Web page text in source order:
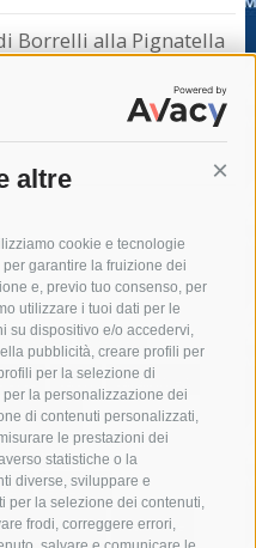
altre
cookie e tecnologie
garantire la fruizione dei
e, previo tuo consenso, per
utilizzare i tuoi dati per le
su dispositivo e/o accedervi,
pubblicità, creare profili per
per la selezione di
la personalizzazione dei
di contenuti personalizzati,
le prestazioni dei
statistiche o la
diverse, sviluppare e
per la selezione dei contenuti,
frodi, correggere errori,
Borrelli alla Pignatella
arresto
capri
carabinieri
contagi
elezioni
costiera incidente